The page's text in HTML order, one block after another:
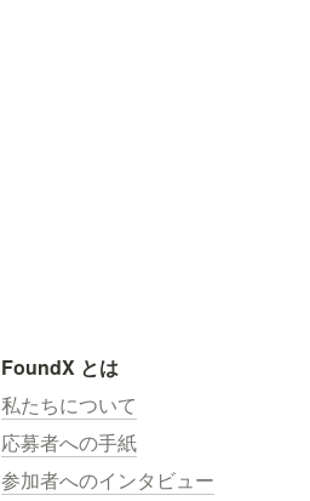
FoundX とは
私たちについて
応募者への手紙
参加者へのインタビュー